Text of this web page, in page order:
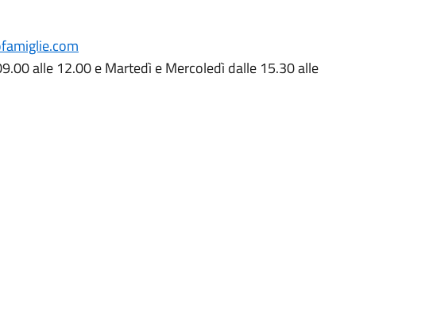
alle 12.00 e Martedì e Mercoledì dalle 15.30 alle